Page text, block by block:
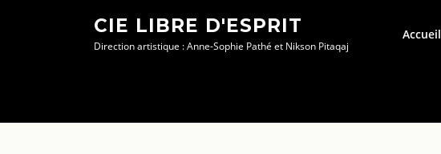
CIE LIBRE D'ESPRIT
Direction artistique : Anne-Sophie Pathé et Nikson Pitaqaj
Accueil